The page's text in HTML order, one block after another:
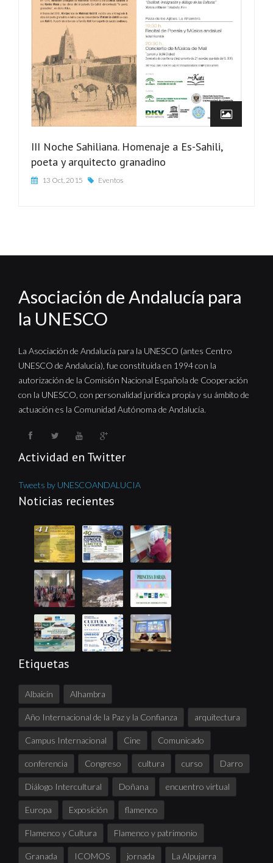
III Noche Sahiliana. Homenaje a Es-Sahili,
poeta y arquitecto granadino
13 Oct, 2015 Eventos
Asociación de Andalucía para
la UNESCO
La Asociación de Andalucía para la UNESCO (antes Centro
UNESCO de Andalucía), fue constituida en 1994 con la
autorización de la Comisión Nacional Española de Cooperación
con la UNESCO, con personalidad jurídica propia y su ámbito de
actuación es la Comunidad Autónoma de Andalucía.
Actividad en Twitter
Tweets by UNESCOANDALUCIA
Noticias recientes
Etiquetas
Albaicín Alhambra
Año Internacional de la Paz y la Confianza arquitectura
Campus Internacional Cine Comunicado
conferencia Congreso cultura curso Darro
Diálogo Intercultural Doñana encuentro virtual
Europa Exposición flamenco
Flamenco y Cultura Flamenco y patrimonio
Granada ICOMOS jornada La Alpujarra